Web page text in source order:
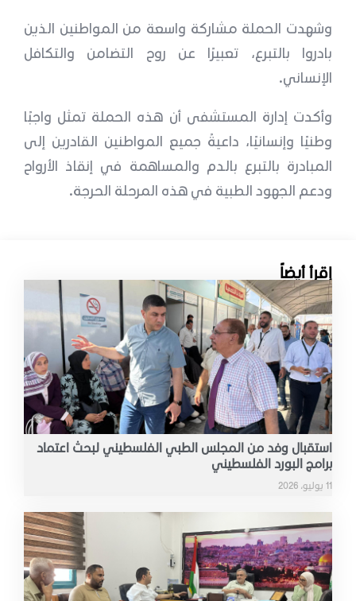
وشهدت الحملة مشاركة واسعة من المواطنين الذين
بادروا بالتبرع، تعبيرًا عن روح التضامن والتكافل
الإنساني.
وأكدت إدارة المستشفى أن هذه الحملة تمثل واجبًا
وطنيًا وإنسانيًا، داعيةً جميع المواطنين القادرين إلى
المبادرة بالتبرع بالدم والمساهمة في إنقاذ الأرواح
ودعم الجهود الطبية في هذه المرحلة الحرجة.
إقرأ أيضاً
استقبال وفد من المجلس الطبي الفلسطيني لبحث اعتماد
برامج البورد الفلسطيني
11 يوليو، 2026